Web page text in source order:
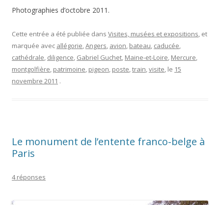
Photographies d’octobre 2011.
Cette entrée a été publiée dans Visites, musées et expositions, et
marquée avec allégorie,Angers, avion, bateau, caducée,
cathédrale, diligence, Gabriel Guchet, Maine-et-Loire, Mercure,
montgolfière, patrimoine, pigeon, poste,train,visite, le 15
novembre 2011 .
Le monument de l’entente franco-belge à
Paris
4 réponses